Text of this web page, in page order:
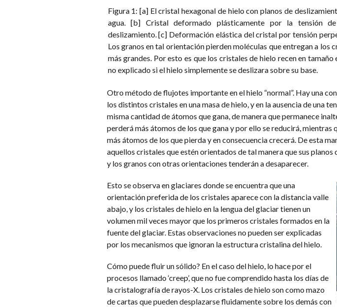
Figura 1: [a] El cristal hexagonal de hielo con planos de
agua. [b] Cristal deformado plásticamente por la tensión
deslizamiento. [c] Deformación elástica del cristal por tensión
Los granos en tal orientación pierden moléculas que entregan a los
más grandes. Por esto es que los cristales de hielo recen en
no explicado si el hielo simplemente se deslizara sobre su base.
Otro método de flujotes importante en el hielo “normal”. Hay una
los distintos cristales en una masa de hielo, y en la ausencia de una
misma cantidad de átomos que gana, de manera que permanece
perderá más átomos de los que gana y por ello se reducirá, mientras
más átomos de los que pierda y en consecuencia crecerá. De esta
aquellos cristales que estén orientados de tal manera que sus
y los granos con otras orientaciones tenderán a desaparecer.
Esto se observa en glaciares donde se encuentra que una
orientación preferida de los cristales aparece con la distancia valle
abajo, y los cristales de hielo en la lengua del glaciar tienen un
volumen mil veces mayor que los primeros cristales formados en la
fuente del glaciar. Estas observaciones no pueden ser explicadas
por los mecanismos que ignoran la estructura cristalina del hielo.
Cómo puede fluir un sólido? En el caso del hielo, lo hace por el
procesos llamado ‘creep’, que no fue comprendido hasta los días de
la cristalografía de rayos-X. Los cristales de hielo son como mazo
de cartas que pueden desplazarse fluidamente sobre los demás con